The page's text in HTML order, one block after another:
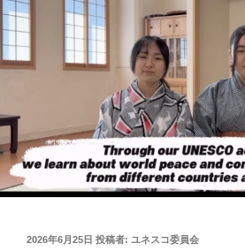
プ
投
2026年6月25日 投稿者: ユネスコ委員会